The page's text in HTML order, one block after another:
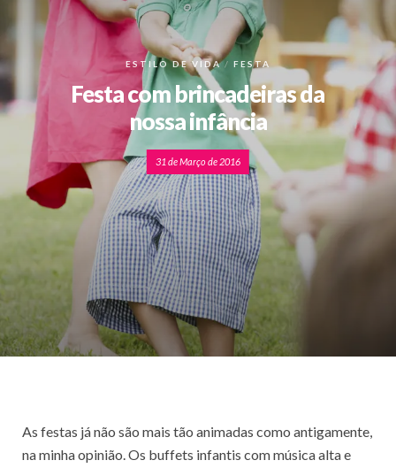
ESTILO DE VIDA FESTA
Festa com brincadeiras da
nossa infância
31 de Março de 2016
As festas já não são mais tão animadas como antigamente,
na minha opinião. Os buffets infantis com música alta e